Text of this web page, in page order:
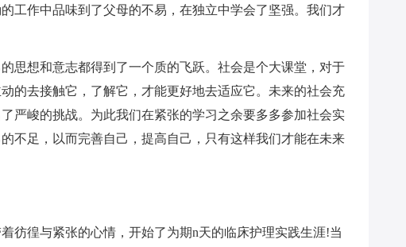
工作中品味到了父母的不易，在独立中学会了坚强。我们才
想和意志都得到了一个质的飞跃。社会是个大课堂，对于
的去接触它，了解它，才能更好地去适应它。未来的社会充
严峻的挑战。为此我们在紧张的学习之余要多多参加社会实
不足，以而完善自己，提高自己，只有这样我们才能在未来
徨与紧张的心情，开始了为期n天的临床护理实践生涯!当